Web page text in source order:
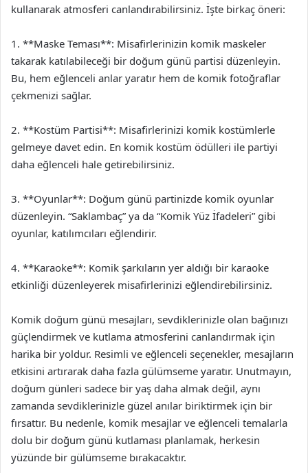
kullanarak atmosferi canlandırabilirsiniz. İşte birkaç öneri:
1. **Maske Teması**: Misafirlerinizin komik maskeler
takarak katılabileceği bir doğum günü partisi düzenleyin.
Bu, hem eğlenceli anlar yaratır hem de komik fotoğraflar
çekmenizi sağlar.
2. **Kostüm Partisi**: Misafirlerinizi komik kostümlerle
gelmeye davet edin. En komik kostüm ödülleri ile partiyi
daha eğlenceli hale getirebilirsiniz.
3. **Oyunlar**: Doğum günü partinizde komik oyunlar
düzenleyin. “Saklambaç” ya da “Komik Yüz İfadeleri” gibi
oyunlar, katılımcıları eğlendirir.
4. **Karaoke**: Komik şarkıların yer aldığı bir karaoke
etkinliği düzenleyerek misafirlerinizi eğlendirebilirsiniz.
Komik doğum günü mesajları, sevdiklerinizle olan bağınızı
güçlendirmek ve kutlama atmosferini canlandırmak için
harika bir yoldur. Resimli ve eğlenceli seçenekler, mesajların
etkisini artırarak daha fazla gülümseme yaratır. Unutmayın,
doğum günleri sadece bir yaş daha almak değil, aynı
zamanda sevdiklerinizle güzel anılar biriktirmek için bir
fırsattır. Bu nedenle, komik mesajlar ve eğlenceli temalarla
dolu bir doğum günü kutlaması planlamak, herkesin
yüzünde bir gülümseme bırakacaktır.